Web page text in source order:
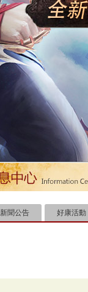
新聞公告 好康活動